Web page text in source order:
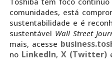
comunidades, está
sustentabilidade e é
sustentável Wall Street
mais, acesse
no LinkedIn, X (Twitter)